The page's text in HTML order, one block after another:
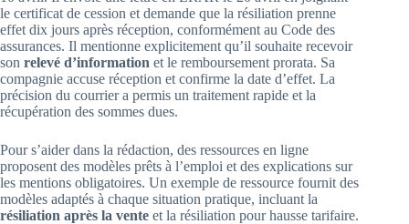
le certificat de cession et demande que la résiliation prenne
effet dix jours après réception, conformément au Code des
assurances. Il mentionne explicitement qu’il souhaite recevoir
son relevé d’information et le remboursement prorata. Sa
compagnie accuse réception et confirme la date d’effet. La
précision du courrier a permis un traitement rapide et la
récupération des sommes dues.
Pour s’aider dans la rédaction, des ressources en ligne
proposent des modèles prêts à l’emploi et des explications sur
les mentions obligatoires. Un exemple de ressource fournit des
modèles adaptés à chaque situation pratique, incluant la
résiliation après la vente et la résiliation pour hausse tarifaire.